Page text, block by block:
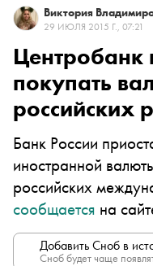
Виктория
29 ИЮЛЯ 2015 Г., 07:21
Центробанк
покупать
российских
Банк России
иностранной
российских
сообщается на
Добавить Сноб в
Сноб будет чаще